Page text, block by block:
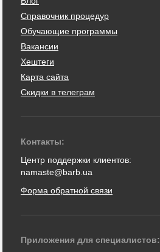
Справочник процедур
Обучающие программы
Вакансии
Хештеги
Карта сайта
Скидки в телеграм
Контакты:
Центр поддержки клиентов:
namaste@barb.ua
Форма обратной связи
Приложения для специалистов: